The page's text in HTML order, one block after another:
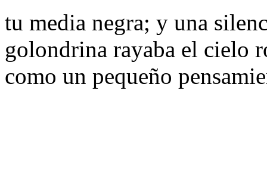
tu media negra; y una
golondrina rayaba el cielo
como un pequeño